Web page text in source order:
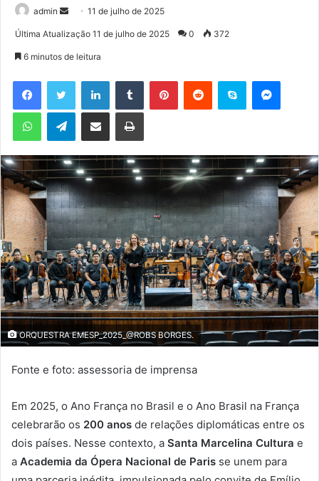
admin
d
e
m
m
i
l
11 de julho de 2025
Última Atualização 11 de julho de 2025 0 372
6 minutos de leitura
Telegram
ORQUESTRA EMESP_2025_@ROBS BORGES.
Fonte e foto: assessoria de imprensa
Em 2025, o Ano França no Brasil e o Ano Brasil na França
celebrarão os 200 anos de relações diplomáticas entre os
dois países. Nesse contexto, a Santa Marcelina Cultura e
a Academia da Ópera Nacional de Paris se unem para